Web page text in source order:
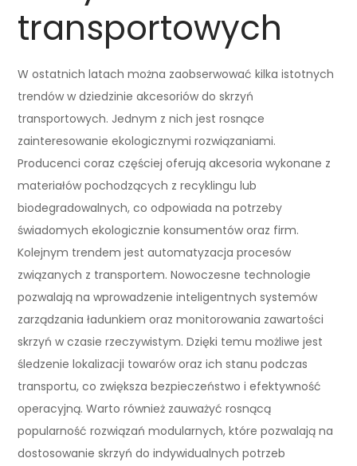
transportowych
W ostatnich latach można zaobserwować kilka istotnych
trendów w dziedzinie akcesoriów do skrzyń
transportowych. Jednym z nich jest rosnące
zainteresowanie ekologicznymi rozwiązaniami.
Producenci coraz częściej oferują akcesoria wykonane z
materiałów pochodzących z recyklingu lub
biodegradowalnych, co odpowiada na potrzeby
świadomych ekologicznie konsumentów oraz firm.
Kolejnym trendem jest automatyzacja procesów
związanych z transportem. Nowoczesne technologie
pozwalają na wprowadzenie inteligentnych systemów
zarządzania ładunkiem oraz monitorowania zawartości
skrzyń w czasie rzeczywistym. Dzięki temu możliwe jest
śledzenie lokalizacji towarów oraz ich stanu podczas
transportu, co zwiększa bezpieczeństwo i efektywność
operacyjną. Warto również zauważyć rosnącą
popularność rozwiązań modularnych, które pozwalają na
dostosowanie skrzyń do indywidualnych potrzeb